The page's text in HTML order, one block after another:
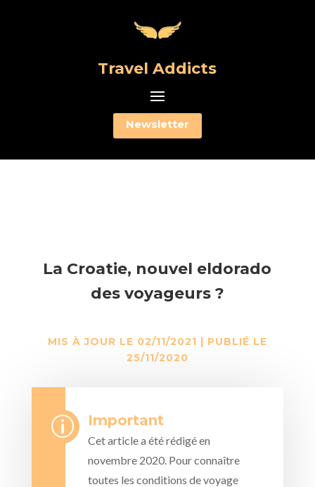
Travel Addicts
Newsletter
La Croatie, nouvel eldorado
des voyageurs ?
MIS À JOUR LE 02/11/2021 | PUBLIÉ LE
25/11/2020
p Important
Cet article a été rédigé en
novembre 2020. Pour connaître
toutes les conditions de voyage